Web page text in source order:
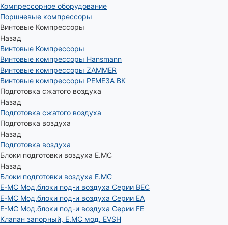
Компрессорное оборудование
Поршневые компрессоры
Винтовые Компрессоры
Назад
Винтовые Компрессоры
Винтовые компрессоры Hansmann
Винтовые компрессоры ZAMMER
Винтовые компрессоры РЕМЕЗА ВК
Подготовка сжатого воздуха
Назад
Подготовка сжатого воздуха
Подготовка воздуха
Назад
Подготовка воздуха
Блоки подготовки воздуха E.MC
Назад
Блоки подготовки воздуха E.MC
E-MC Мод.блоки под-и воздуха Серии BEC
E-MC Мод.блоки под-и воздуха Серии EA
E-MC Мод.блоки под-и воздуха Серии FE
Клапан запорный, E.MC мод. EVSH